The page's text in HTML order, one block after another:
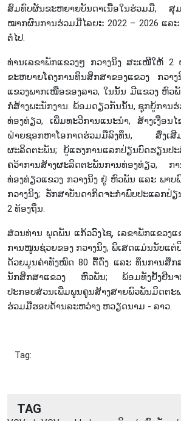
ສົມທົບຜັນຂະຫຍາຍບັນດາເນື້ອໃນຮ່ວມມື, ສຸ
ໝາກຜົນການຮ່ວມມືໄລຍະ 2022 – 2026 ແລ
ຕໍ່ໄປ.
ທ່ານເລຂາພັກແຂວງໆ ກວາງນິງ ສະເໜີໃຫ້
ຂະຫຍາຍໂຄງການທຶນສຶກສາຂອງແຂວງ ກວ
ແຂວງພາກເໜືອຂອງລາວ, ໃນນັ້ນ ມີແຂວງ ຫົວພັ
ກໍ່ສ້າງພະນັກງານ. ພ້ອມດຽວກັນນັ້ນ, ຊຸກຍູ້ການ
ທ່ອງທ່ຽວ, ເພີ່ມທະວີການແນະນຳ, ສ້າງເງື່ອນ
ຝ່າຍຊອກຫາໂອກາດຮ່ວມມືລົງທຶນ, ສົ່ງເ
ຜະລິດຕະພັນ; ຍູ້ແຮງການແລກປ່ຽນບົດຮຽນປ
ຄວ້າການສ້າງຜະລິດຕະພັນການທ່ອງທ່ຽວ, ກາ
ທ່ອງທ່ຽວແຂວງ ກວາງນິງ ຢູ່ ຫົວພັນ ແລະ ພາ
ກວາງນິງ; ຮັກສາບັນດາກິດຈະກຳພົບປະແລກປ່
2 ທ້ອງຖິ່ນ.
ສ່ວນທ່ານ ພຸດພັນ ແກ້ວວົງໄຊ, ເລຂາພັກແຂວງ
ການໜູນຊ່ວຍຂອງ ກວາງນິງ, ພິເສດແມ່ນນັບແຕ່
ດ້ວຍມູນຄ່າທັງໝົດ 80 ຕື້ດົ່ງ ແລະ ທຶນການສຶກ
ນັກສຶກສາແຂວງ ຫົວພັນ; ພ້ອມທັງຢັ້ງຢືນຈ
ປະກອບສ່ວນເພີ່ມພູນຄູນສ້າງສາຍພົວພັນມິດຕ
ຮ່ວມມືຮອບດ້ານລະຫວ່າງ ຫວຽດນາມ - ລາວ.
Tag:
TAG